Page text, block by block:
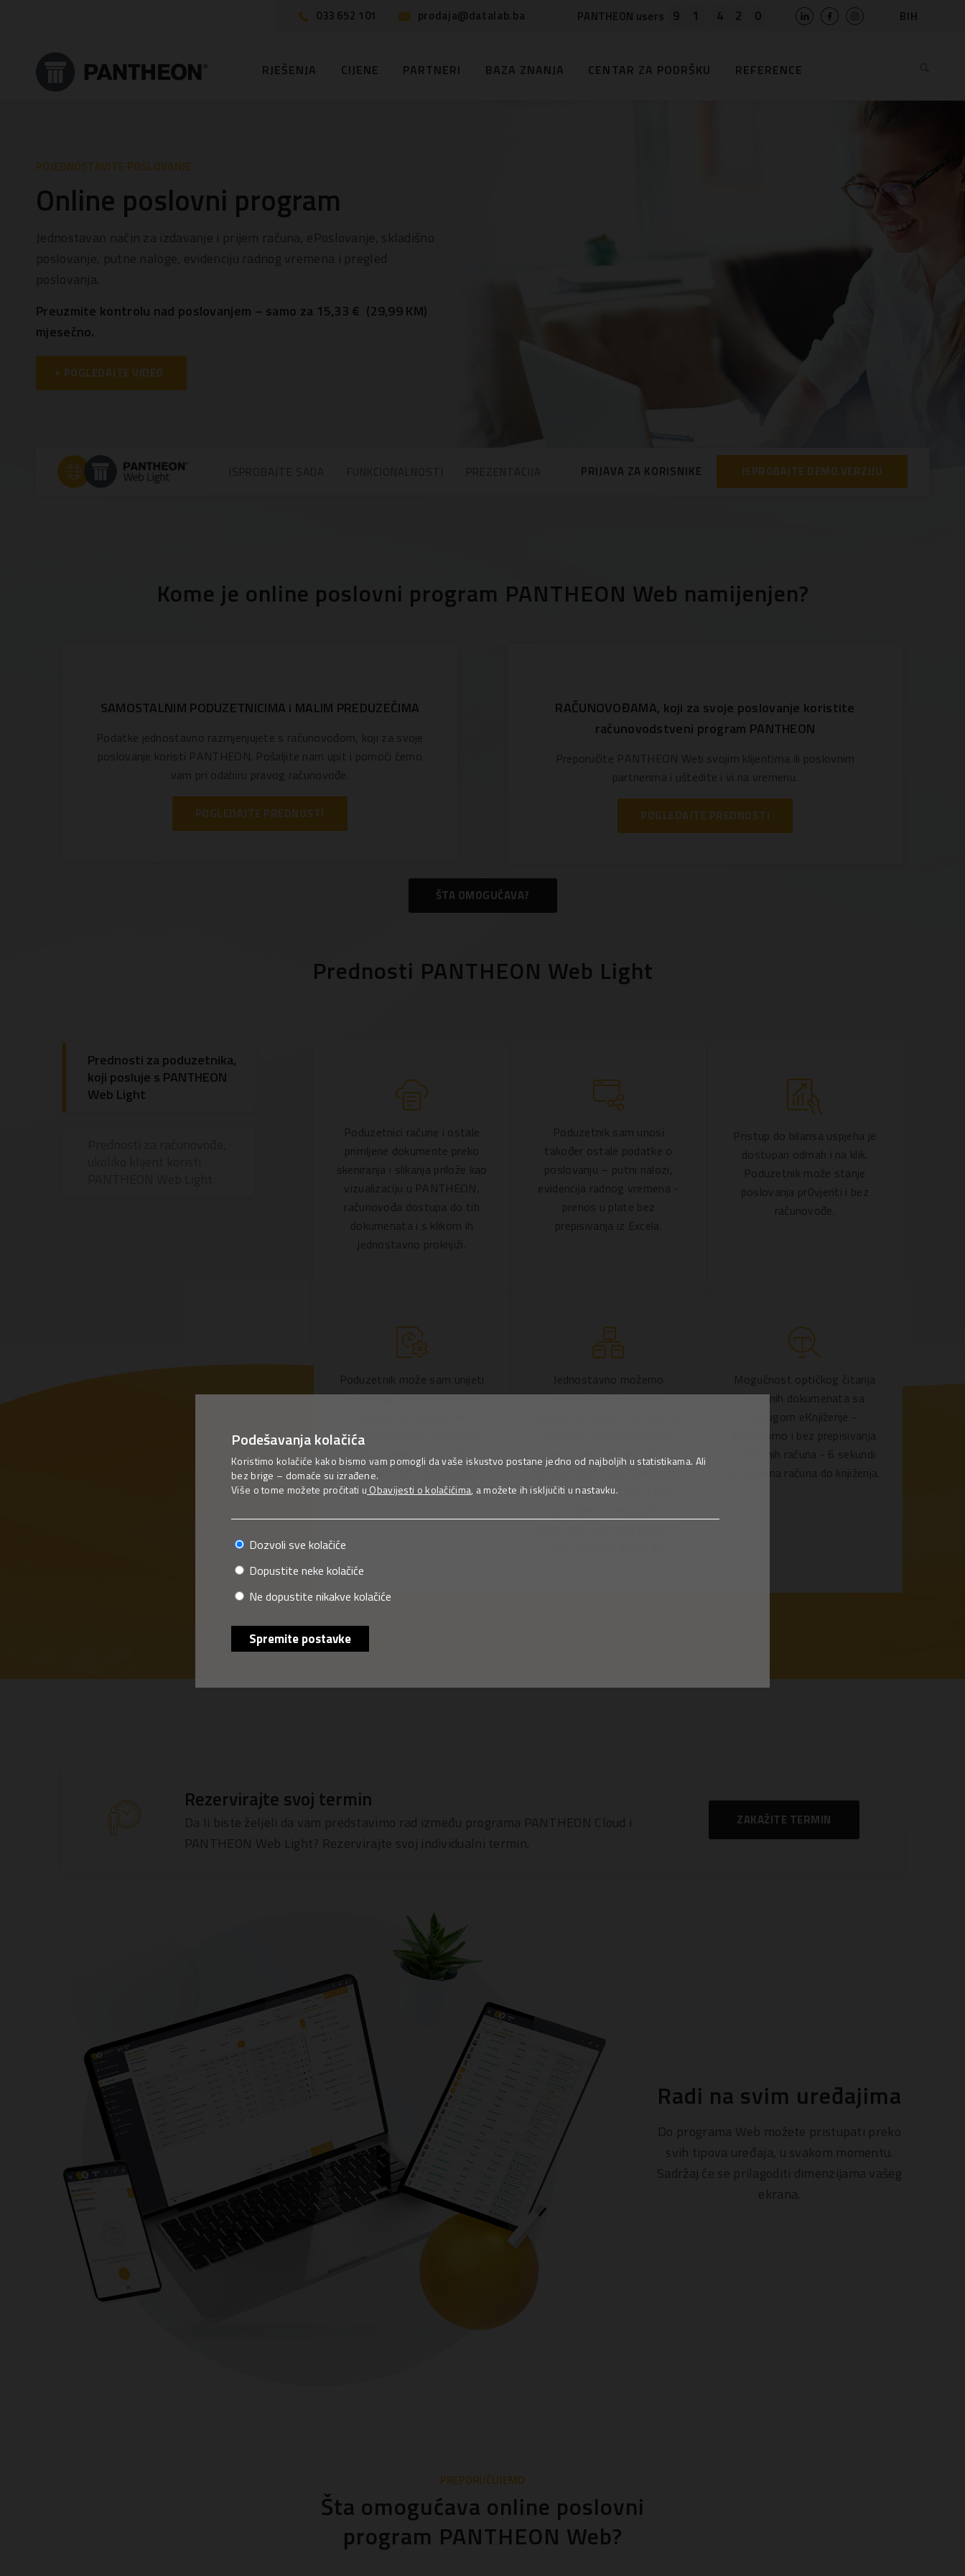
033 652 101 prodaja@datalab.ba PANTHEON users 9 1 4 2 0
BIH
MK
BG
RJEŠENJA CIJENE PARTNERI BAZA ZNANJA CENTAR ZA PODRŠKU REFERENCE
POJEDNOSTAVITE POSLOVANJE
Online poslovni program
Jednostavan način za izdavanje i prijem računa, ePoslovanje, skladišno
poslovanje, putne naloge, evidenciju radnog vremena i pregled
poslovanja.
Preuzmite kontrolu nad poslovanjem – samo za 15,33 € (29,99 KM)
mjesečno.
POGLEDAJTE VIDEO
PRIJAVA ZA KORISNIKE ISPROBAJTE DEMO VERZIJU
Kome je online poslovni program PANTHEON Web namijenjen?
SAMOSTALNIM PODUZETNICIMA i MALIM PREDUZEĆIMA
Podatke jednostavno razmjenjujete s računovođom, koji za svoje
poslovanje koristi PANTHEON. Pošaljite nam upit i pomoći ćemo
vam pri odabiru pravog računovođe.
POGLEDAJTE PREDNOSTI
RAČUNOVOĐAMA, koji za svoje poslovanje koristite
računovodstveni program PANTHEON
Preporučite PANTHEON Web svojim klijentima ili poslovnim
partnerima i uštedite i vi na vremenu.
POGLEDAJTE PREDNOSTI
ŠTA OMOGUĆAVA?
Prednosti PANTHEON Web Light
Prednosti za poduzetnika,
koji posluje s PANTHEON
Web Light
Poduzetnici račune i ostale
primljene dokumente preko
skeniranja i slikanja prilože kao
vizualizaciju u PANTHEON,
računovođa dostupa do tih
dokumenata i s klikom ih
jednostavno proknjiži.
Poduzetnik sam unosi
također ostale podatke o
poslovanju – putni nalozi,
evidencija radnog vremena -
prenos u plate bez
prepisivanja iz Excela.
Pristup do bilansa uspjeha je
dostupan odmah i na klik.
Poduzetnik može stanje
poslovanja pr0vjeriti i bez
računovođe.
Poduzetnik može sam unijeti
evidenciju radnog vremena,
godišnje odmore, bolovanja,
prekovremeni rad i s tim
smanjiti rad računovođi.
Jednostavno možemo
uspostaviti likvidaturu
računovodstvenog pristupa,
korisnici potvrđuju dokumente
preko web interfejsa i tako
Mogućnost optičkog čitanja
dodanih dokumenata sa
uslugom eKnjiženje -
bespapirno i bez prepisivanja
primljenih računa - 6 sekundi
od prijema računa do knjiženja.
Rezervirajte svoj termin
Da li biste željeli da vam predstavimo rad između programa PANTHEON Cloud i
PANTHEON Web Light? Rezervirajte svoj individualni termin.
ZAKAŽITE TERMIN
Radi na svim uređajima
Do programa Web možete pristupati preko
svih tipova uređaja, u svakom momentu.
Sadržaj će se prilagoditi dimenzijama vašeg
ekrana.
PREPORUČUJEMO
Šta omogućava online poslovni
program PANTHEON Web?
Podešavanja kolačića
Koristimo kolačiće kako bismo vam pomogli da vaše iskustvo postane jedno od najboljih u statistikama. Ali
bez brige – domaće su izrađene.
Više o tome možete pročitati u Obavijesti o kolačićima, a možete ih isključiti u nastavku.
Dozvoli sve kolačiće
Dopustite neke kolačiće
Ne dopustite nikakve kolačiće
Spremite postavke